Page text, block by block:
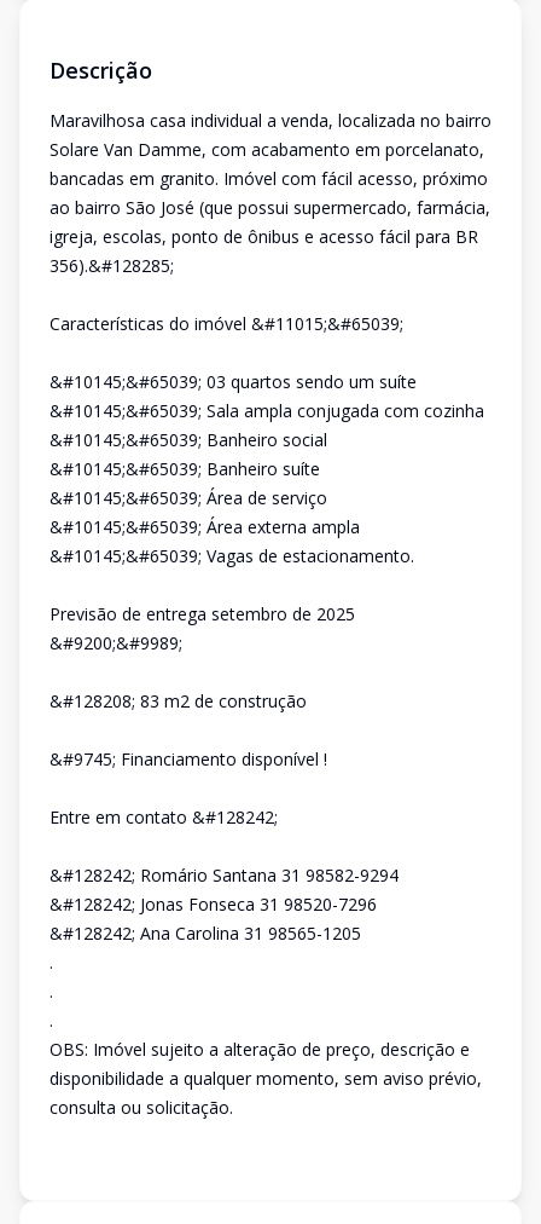
Descrição
Maravilhosa casa individual a venda, localizada no bairro
Solare Van Damme, com acabamento em porcelanato,
bancadas em granito. Imóvel com fácil acesso, próximo
ao bairro São José (que possui supermercado, farmácia,
igreja, escolas, ponto de ônibus e acesso fácil para BR
356).&#128285;
Características do imóvel &#11015;&#65039;
&#10145;&#65039; 03 quartos sendo um suíte
&#10145;&#65039; Sala ampla conjugada com cozinha
&#10145;&#65039; Banheiro social
&#10145;&#65039; Banheiro suíte
&#10145;&#65039; Área de serviço
&#10145;&#65039; Área externa ampla
&#10145;&#65039; Vagas de estacionamento.
Previsão de entrega setembro de 2025
&#9200;&#9989;
&#128208; 83 m2 de construção
&#9745; Financiamento disponível !
Entre em contato &#128242;
&#128242; Romário Santana 31 98582-9294
&#128242; Jonas Fonseca 31 98520-7296
&#128242; Ana Carolina 31 98565-1205
.
.
.
OBS: Imóvel sujeito a alteração de preço, descrição e
disponibilidade a qualquer momento, sem aviso prévio,
consulta ou solicitação.